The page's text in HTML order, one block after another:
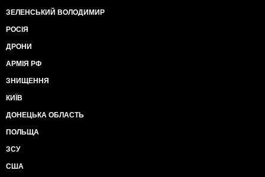
ЗЕЛЕНСЬКИЙ ВОЛОДИМИР
РОСІЯ
ДРОНИ
АРМІЯ РФ
ЗНИЩЕННЯ
КИЇВ
ДОНЕЦЬКА ОБЛАСТЬ
ПОЛЬЩА
ЗСУ
США